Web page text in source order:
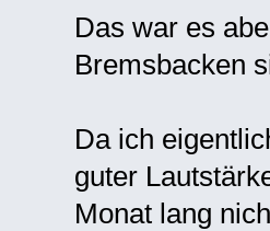
Das war es
Bremsbacken
Da ich
guter
Monat lang